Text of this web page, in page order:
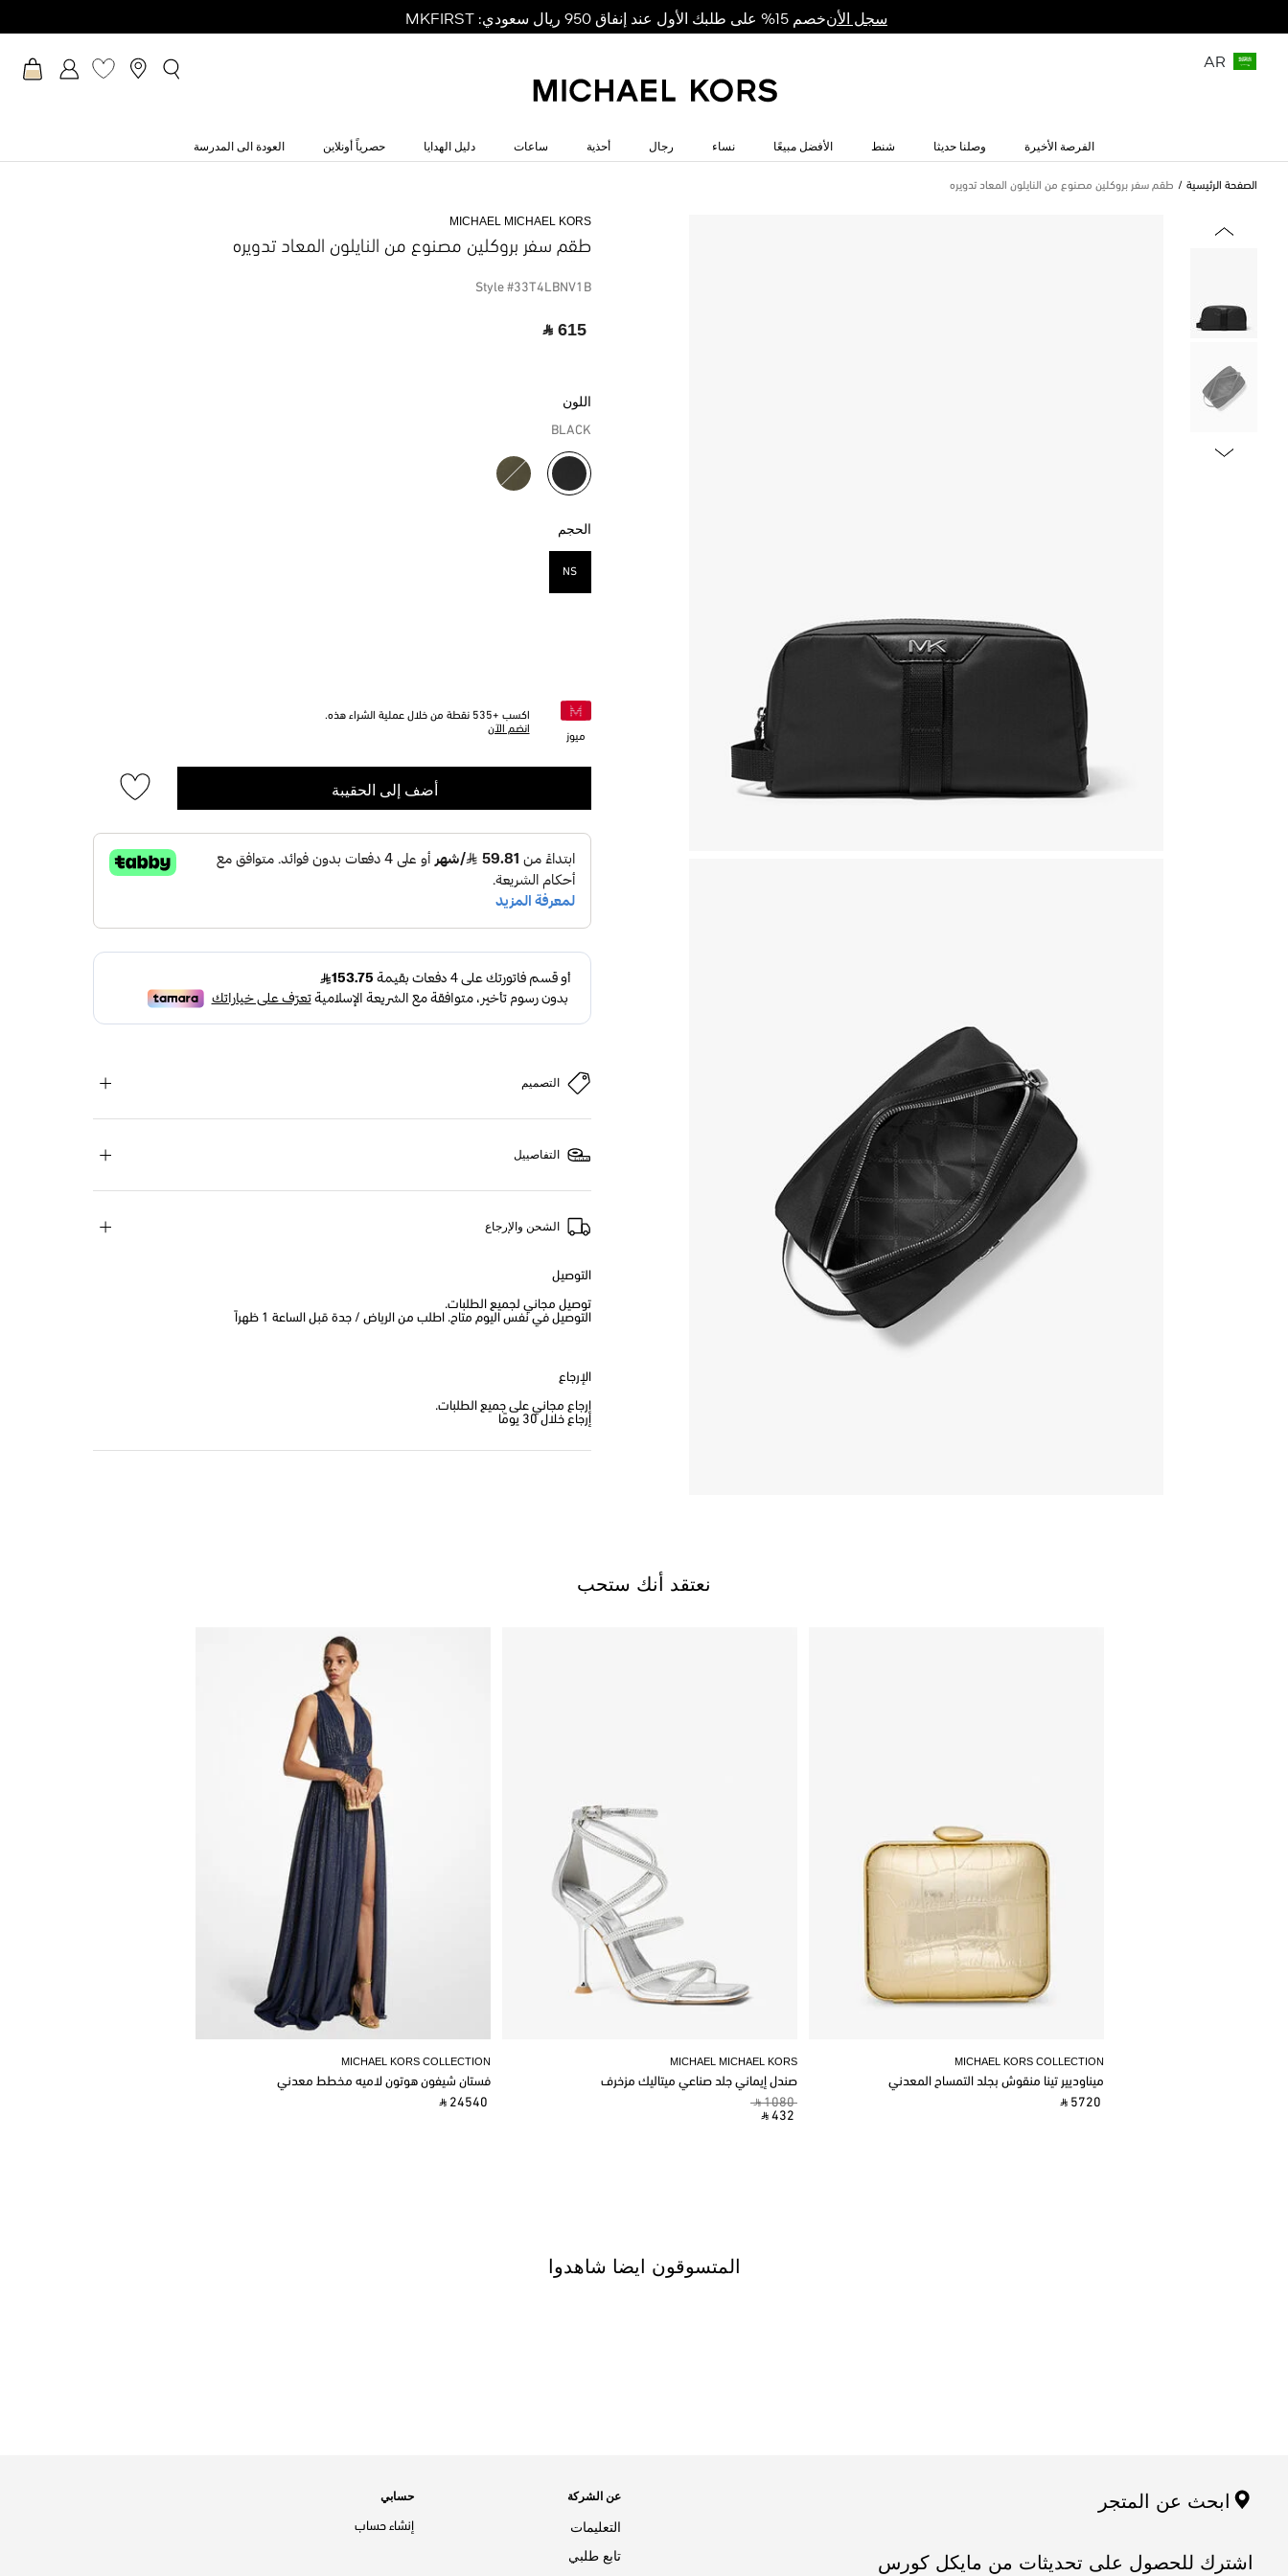
سجل الأنخصم 15% على طلبك الأول عند إنفاق 950 ريال سعودي: MKFIRST
AR
الفرصة الأخيرة وصلنا حديثا شنط الأفضل مبيعًا نساء رجال أحذية ساعات دليل الهدايا حصرياً أونلاين العودة الى المدرسة
الصفحة الرئيسية طقم سفر بروكلين مصنوع من النايلون المعاد تدويره
MICHAEL MICHAEL KORS
طقم سفر بروكلين مصنوع من النايلون المعاد تدويره
Style #33T4LBNV1B
‎ ⃁ 615 ‎
اللون
BLACK
مختار
الحجم
NS
ميوز
اكسب +535 نقطة من خلال عملية الشراء هذه.
انضم الآن
أضف إلى الحقيبة
التصميم
التفاصييل
الشحن والإرجاع
التوصيل
توصيل مجاني لجميع الطلبات.
التوصيل في نفس اليوم متاح. اطلب من الرياض / جدة قبل الساعة 1 ظهراً
الإرجاع
إرجاع مجاني على جميع الطلبات.
إرجاع خلال 30 يومًا
نعتقد أنك ستحب
MICHAEL KORS COLLECTION
فستان شيفون هوتون لاميه مخطط معدني
‎ ⃁ 24540 ‎
MICHAEL MICHAEL KORS
صندل إيماني جلد صناعي ميتاليك مزخرف
‎ ⃁ 1080 ‎
‎ ⃁ 432 ‎
MICHAEL KORS COLLECTION
ميناوديير تينا منقوش بجلد التمساح المعدني
‎ ⃁ 5720 ‎
المتسوقون ايضا شاهدوا
ابحث عن المتجر
اشترك للحصول على تحديثات من مايكل كورس
عن الشركة
التعليمات
تابع طلبي
حسابي
إنشاء حساب